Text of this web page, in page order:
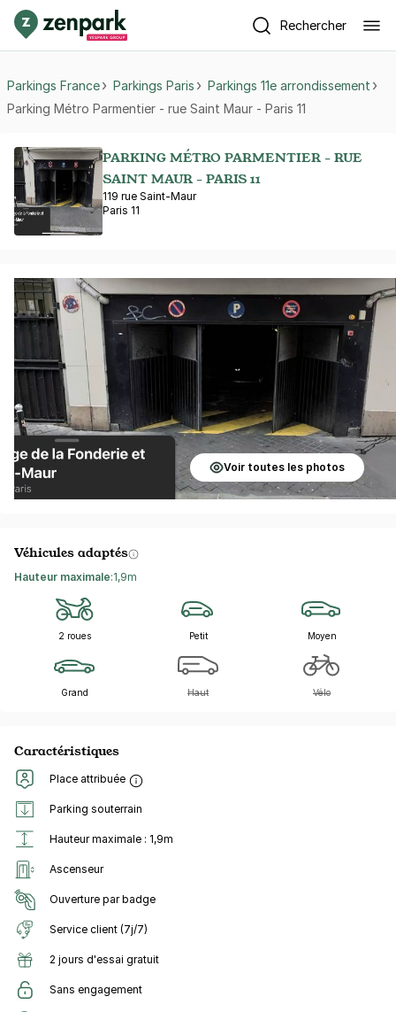
Rechercher
Parkings France Parkings Paris
Parkings 11e arrondissement
Parking Métro Parmentier - rue Saint Maur - Paris 11
PARKING MÉTRO PARMENTIER - RUE
SAINT MAUR - PARIS 11
119 rue Saint-Maur
Paris 11
Voir toutes les photos
Véhicules adaptés
Hauteur maximale:1,9m
2 roues Petit Moyen
Grand Haut Vélo
Caractéristiques
Place attribuée
Parking souterrain
Hauteur maximale : 1,9m
Ascenseur
Ouverture par badge
Service client (7j/7)
2 jours d'essai gratuit
Sans engagement